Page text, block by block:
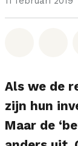
Als we de
zijn hun
Maar de